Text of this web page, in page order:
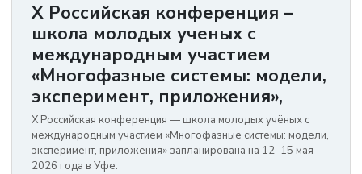
X Российская конференция –
школа молодых ученых с
международным участием
«Многофазные системы: модели,
эксперимент, приложения»,
X Российская конференция — школа молодых учёных с
международным участием «Многофазные системы: модели,
эксперимент, приложения» запланирована на 12–15 мая
2026 года в Уфе.